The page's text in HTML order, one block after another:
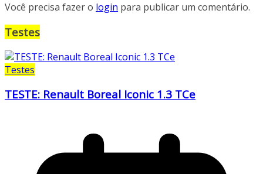
Você precisa fazer o login para publicar um comentário.
Testes
Testes
TESTE: Renault Boreal Iconic 1.3 TCe